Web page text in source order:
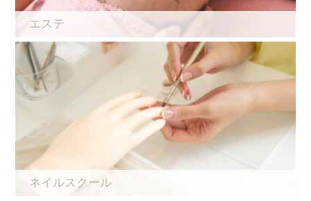
エステ
ネイルスクール